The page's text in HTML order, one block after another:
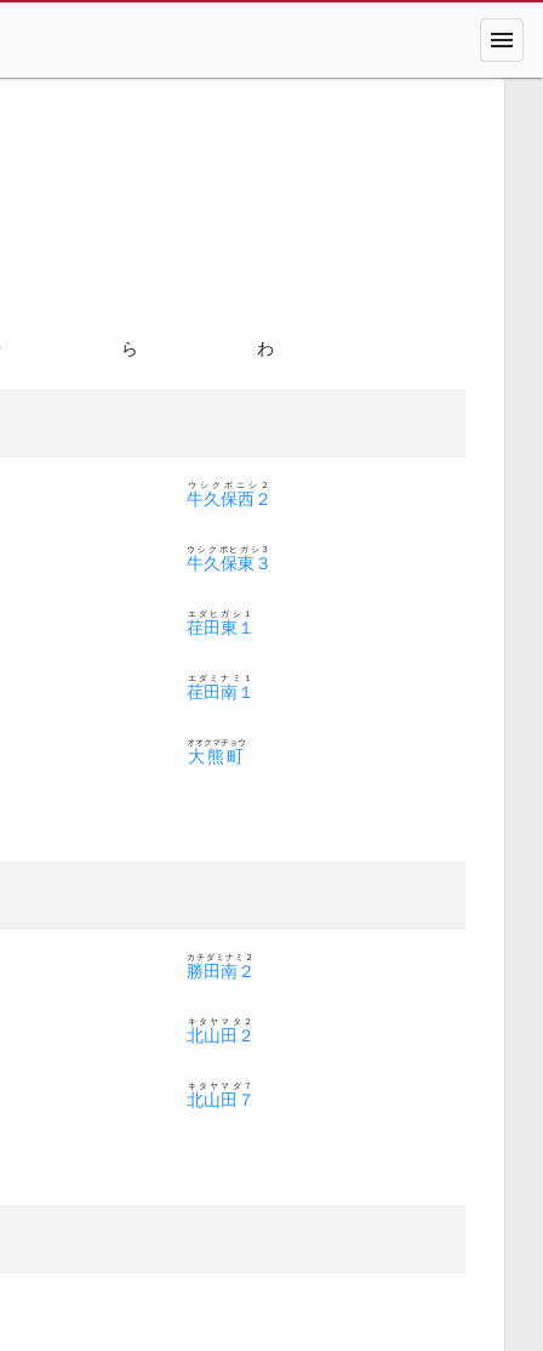
menu
ら わ
牛久保西２
ウシクボニシ２
牛久保東３
ウシクボヒガシ３
荏田東１
エダヒガシ１
荏田南１
エダミナミ１
大熊町
オオクマチョウ
勝田南２
カチダミナミ２
北山田２
キタヤマタ２
北山田７
キタヤマタ７